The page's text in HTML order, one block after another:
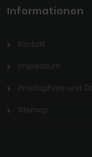
Informationen
Kontakt
Impressum
Privatsphäre und
Sitemap